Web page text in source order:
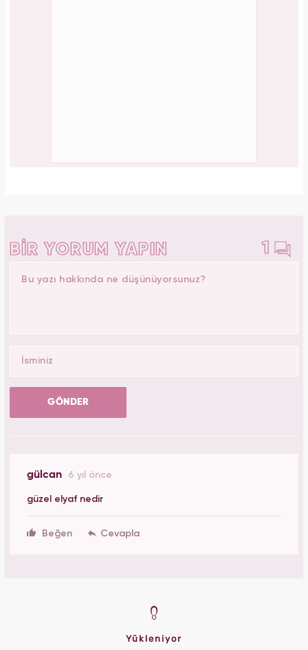
BİR YORUM YAPIN 1
GÖNDER
gülcan 6 yıl önce
güzel elyaf nedir
Beğen
Yükleniyor